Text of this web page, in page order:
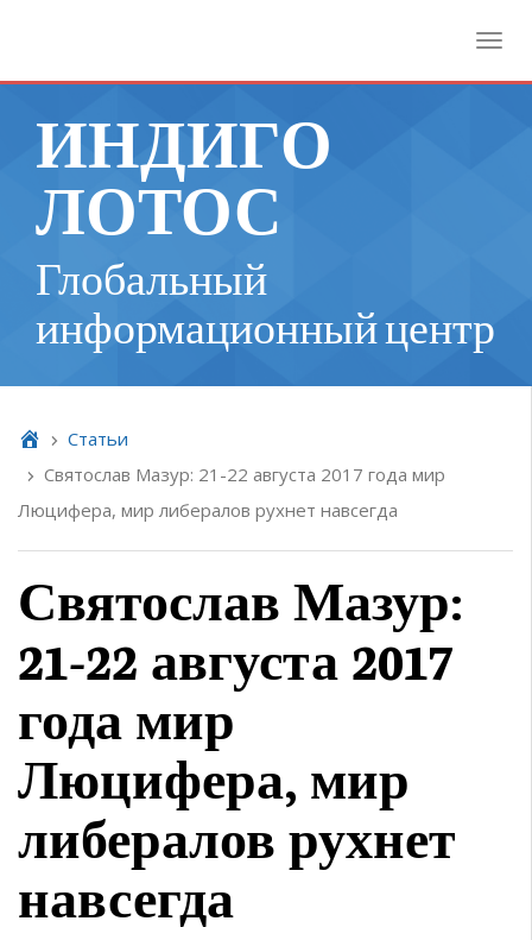
ИНДИГО
ЛОТОС
Глобальный
информационный центр
Cтатьи
Святослав Мазур: 21-22 августа 2017 года мир
Люцифера, мир либералов рухнет навсегда
Святослав Мазур:
21-22 августа 2017
года мир
Люцифера, мир
либералов рухнет
навсегда